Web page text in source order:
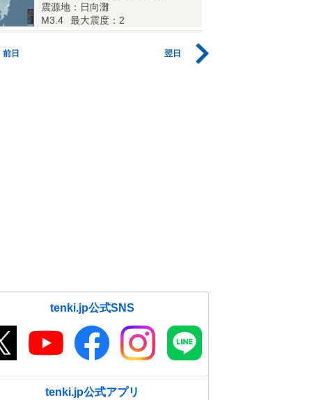
震源地：日向灘
M3.4
最大震度：2
前日 翌日
tenki.jp公式SNS
tenki.jp公式アプリ